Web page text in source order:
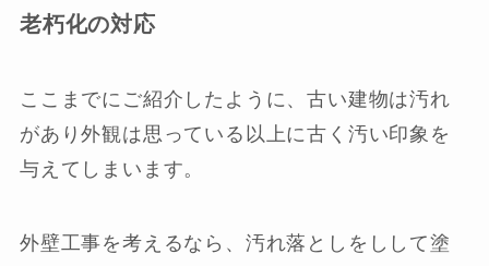
老朽化の対応
ここまでにご紹介したように、古い建物は汚れ
があり外観は思っている以上に古く汚い印象を
与えてしまいます。
外壁工事を考えるなら、汚れ落としをしして塗